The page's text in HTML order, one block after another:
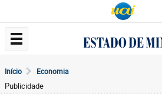
Início Economia
Publicidade